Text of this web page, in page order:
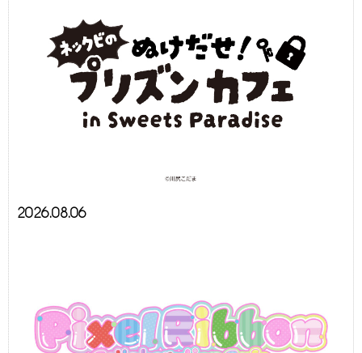
2026.08.06